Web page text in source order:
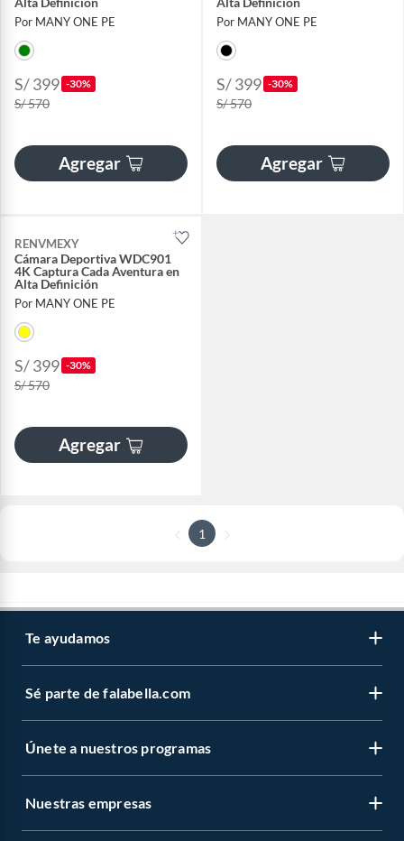
Por MANY ONE PE
S/ 399 -30%
S/ 570
Agregar
Por MANY ONE PE
S/ 399 -30%
S/ 570
Agregar
RENVMEXY
Cámara Deportiva WDC901
4K Captura Cada Aventura en
Alta Definición
Por MANY ONE PE
S/ 399 -30%
S/ 570
Agregar
1
Te ayudamos
Sé parte de falabella.com
Únete a nuestros programas
Nuestras empresas